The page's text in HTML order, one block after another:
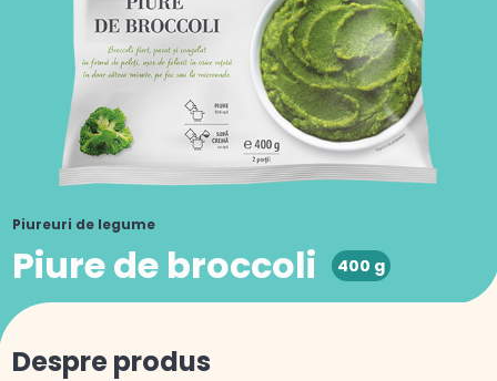
Piureuri de legume
Piure de broccoli 400 g
Despre produs